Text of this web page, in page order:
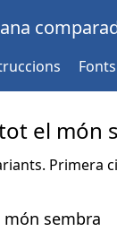
Fonts
el món
Primera
sembra